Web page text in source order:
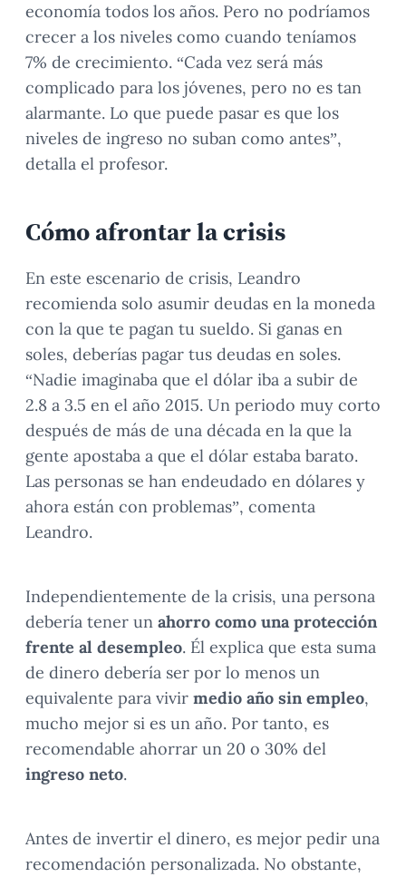
economía todos los años. Pero no podríamos
crecer a los niveles como cuando teníamos
7% de crecimiento. “Cada vez será más
complicado para los jóvenes, pero no es tan
alarmante. Lo que puede pasar es que los
niveles de ingreso no suban como antes”,
detalla el profesor.
Cómo afrontar la crisis
En este escenario de crisis, Leandro
recomienda solo asumir deudas en la moneda
con la que te pagan tu sueldo. Si ganas en
soles, deberías pagar tus deudas en soles.
“Nadie imaginaba que el dólar iba a subir de
2.8 a 3.5 en el año 2015. Un periodo muy corto
después de más de una década en la que la
gente apostaba a que el dólar estaba barato.
Las personas se han endeudado en dólares y
ahora están con problemas”, comenta
Leandro.
Independientemente de la crisis, una persona
debería tener un ahorro como una protección
frente al desempleo. Él explica que esta suma
de dinero debería ser por lo menos un
equivalente para vivir medio año sin empleo,
mucho mejor si es un año. Por tanto, es
recomendable ahorrar un 20 o 30% del
ingreso neto.
Antes de invertir el dinero, es mejor pedir una
recomendación personalizada. No obstante,